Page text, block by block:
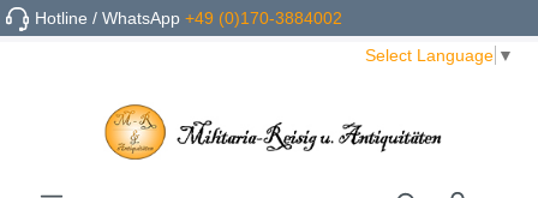
Hotline / WhatsApp+49 (0)170-3884002
Select Language ▼